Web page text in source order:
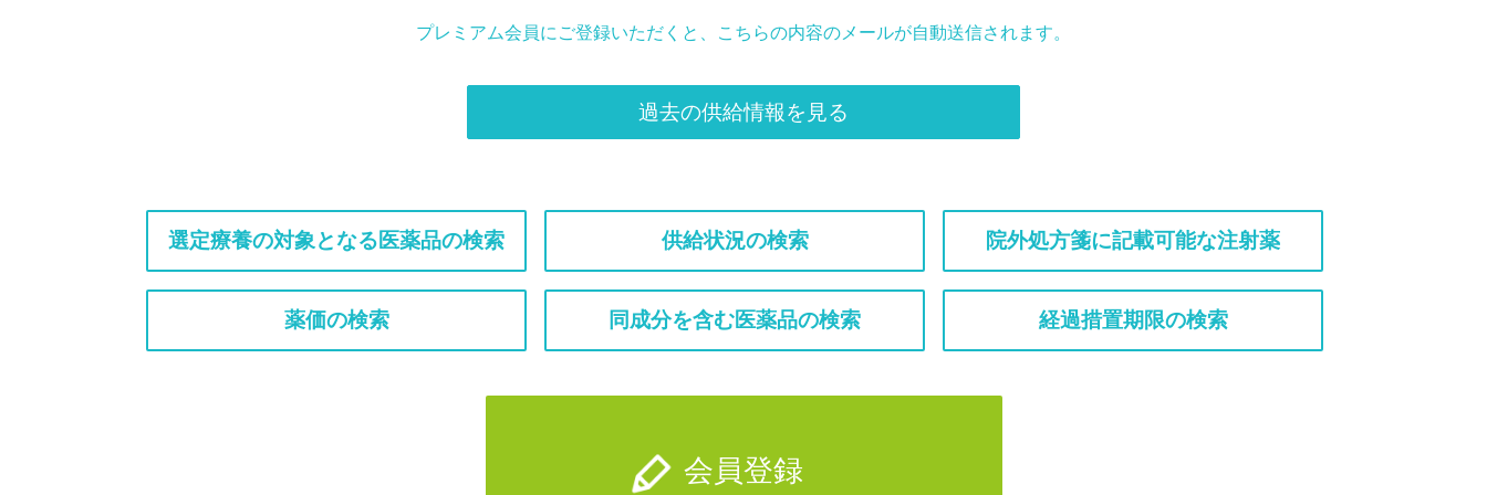
プレミアム会員にご登録いただくと、こちらの内容のメールが自動送信されます。
過去の供給情報を見る
選定療養の対象となる医薬品の検索 供給状況の検索 院外処方箋に記載可能な注射薬
薬価の検索 同成分を含む医薬品の検索 経過措置期限の検索
会員登録